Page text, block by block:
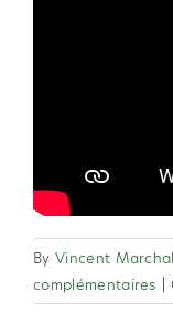
By Vincent Marchal
complémentaires